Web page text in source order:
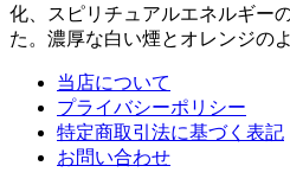
化、スピリチュアルエネルギー
た。濃厚な白い煙とオレンジの
当店について
プライバシーポリシー
特定商取引法に基づく表記
お問い合わせ